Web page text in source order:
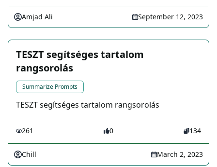
Amjad Ali September 12, 2023
TESZT segítséges tartalom
rangsorolás
Summarize Prompts
TESZT segítséges tartalom rangsorolás
261 0 134
Chill March 2, 2023